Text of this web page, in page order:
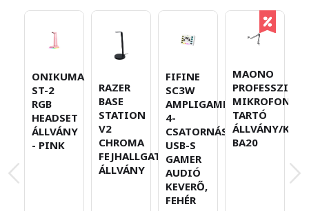
ONIKUMA
ST-2
RGB
HEADSET
ÁLLVÁNY
- PINK
RAZER
BASE
STATION
V2
CHROMA
FEJHALLGATÓ
ÁLLVÁNY
FIFINE
SC3W
AMPLIGAME,
4-
CSATORNÁS
USB-S
GAMER
AUDIÓ
KEVERŐ,
FEHÉR
MAONO
MIKROFON
TARTÓ
ÁLLVÁNY/KAR
BA20